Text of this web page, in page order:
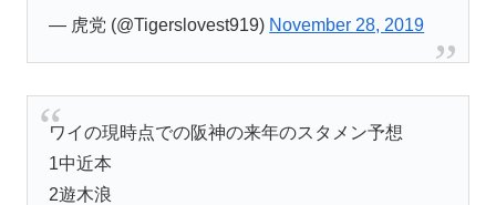
— 虎党 (@Tigerslovest919) November 28, 2019
ワイの現時点での阪神の来年のスタメン予想
1中近本
2遊木浪